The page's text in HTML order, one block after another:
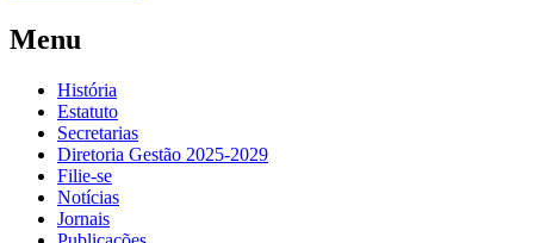
Menu
História
Estatuto
Secretarias
Diretoria Gestão 2025-2029
Filie-se
Notícias
Jornais